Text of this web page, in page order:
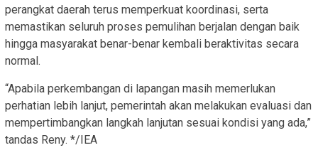
perangkat daerah terus memperkuat koordinasi, serta
memastikan seluruh proses pemulihan berjalan dengan baik
hingga masyarakat benar-benar kembali beraktivitas secara
normal.
“Apabila perkembangan di lapangan masih memerlukan
perhatian lebih lanjut, pemerintah akan melakukan evaluasi dan
mempertimbangkan langkah lanjutan sesuai kondisi yang ada,”
tandas Reny. */IEA